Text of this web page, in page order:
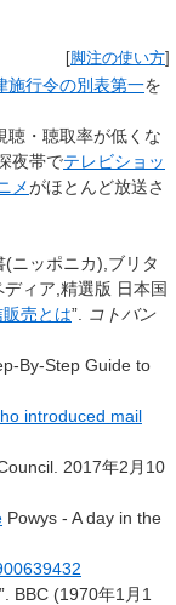
脚注の使い方
施行令の別表第一を
聴・聴取率が低くな
夜帯でテレビショッ
メがほとんど放送さ
ニッポニカ),ブリタ
ィア,精選版 日本国
売とは”.
コトバン
By-Step Guide to
introduced mail
2017年2月10
Powys - A day in the
”. BBC (1970年1月1